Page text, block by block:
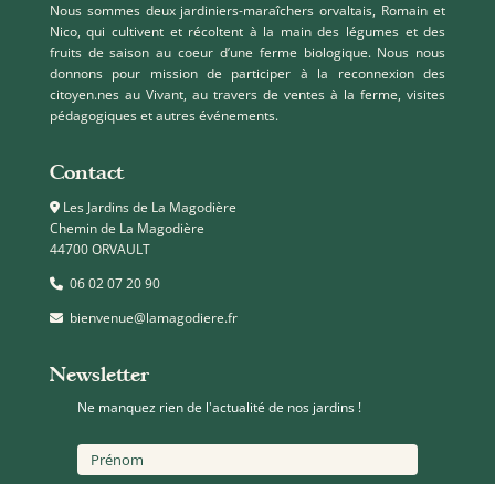
Nous sommes deux jardiniers-maraîchers orvaltais, Romain et
Nico, qui cultivent et récoltent à la main des légumes et des
fruits de saison au coeur d’une ferme biologique. Nous nous
donnons pour mission de participer à la reconnexion des
citoyen.nes au Vivant, au travers de ventes à la ferme, visites
pédagogiques et autres événements.
Contact
Les Jardins de La Magodière
Chemin de La Magodière
44700 ORVAULT
06 02 07 20 90
bienvenue@lamagodiere.fr
Newsletter
Ne manquez rien de l'actualité de nos jardins !